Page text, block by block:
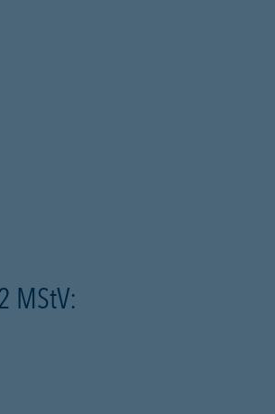
MStV: